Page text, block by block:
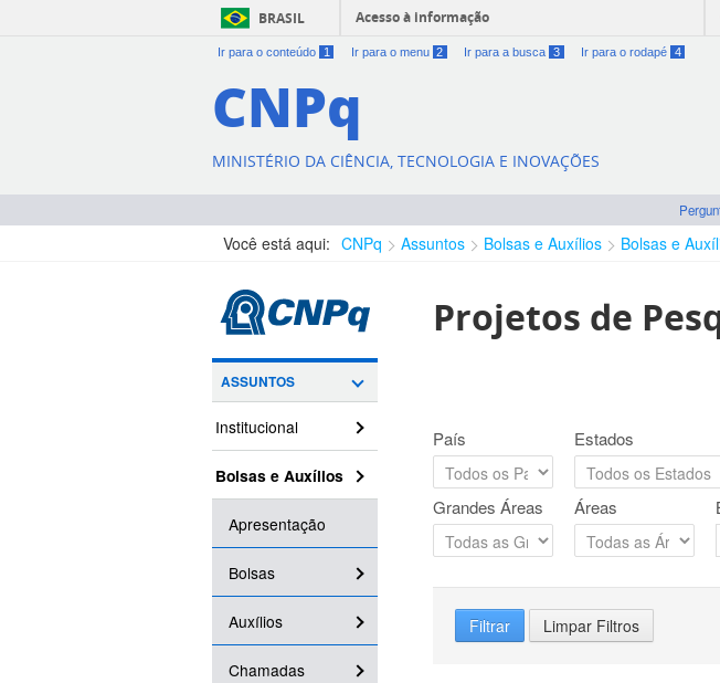
BRASIL Acesso à informação
Ir para o conteúdo 1 Ir para o menu 2 Ir para a busca 3 Ir para o rodapé 4
CNPq
MINISTÉRIO DA CIÊNCIA, TECNOLOGIA E INOVAÇÕES
Você está aqui: CNPq Assuntos Bolsas e Auxílios Bolsas e
ASSUNTOS
Institucional
Bolsas e Auxílios
Apresentação
Bolsas
Auxílios
Chamadas
Projetos de
País Estados
Grandes Áreas Áreas
Filtrar Limpar Filtros